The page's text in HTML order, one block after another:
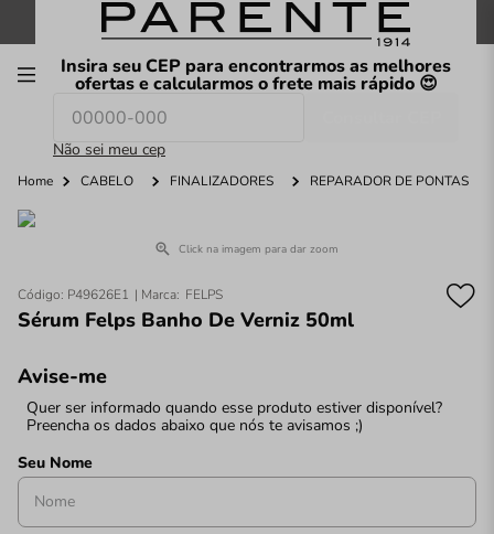
FRETE GRÁTIS nas compras a partir de R$199
Insira seu CEP para encontrarmos as melhores
ofertas e calcularmos o frete mais rápido 😍
Não sei meu cep
O que você procura hoje?
Home CABELO FINALIZADORES REPARADOR DE PONTAS
Click na imagem para dar zoom
Código: P49626E1 FELPS
Sérum Felps Banho De Verniz 50ml